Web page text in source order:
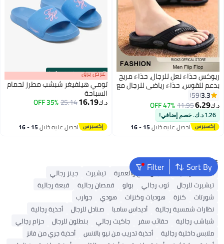
5
ريوكس حذاء نعل للرجال، حذاء مريح
بدعم للقوس، حذاء رياضي للرجال مع
دعم للقوس، أحذية الحمام المقاومة
للانزلاق، حذاء سريع الجفاف خفيف
الوزن، حذاء سلسلة مسطح ينزلق
للرجال، حذاء سلسلة ذي قاعدة
ناعمة وقدم مستديرة، حذاء سلسلة
3.3
59
د.ك‏6.29
11.95
47% OFF
1.26 د.ك. خصم إضافي!
احصل عليه خلال 15 - 16
00m:00s
·
100% Left
2
عرض برق
تومي هيلفيغر شبشب مطرز لحمام
السباحة
د.ك‏16.19
25.14
35% OFF
احصل عليه خلال 15 - 16
Sort By
FilterPopular Searches
محفظة رجالية ملابس الحج والعمرة تيشيرت
جينز رجالي
تيشيرت للرجال
ثوب رجالي بولو قمصان رجالية
قبعة رجالية
شورتات
كنزة هوديات وكنزات هودي
جوارب
نظارات شمسية رجالية
أديداس سامبا صنادل للرجال
أحذية رجالية
شباشب رجالية
حقائب سفر جاكيت رجالي بنطلون للرجال
حزام رجالي
ملابس داخلية رجالية
أحذية تدريب من نيو بالانس
أحذية جري من فانز